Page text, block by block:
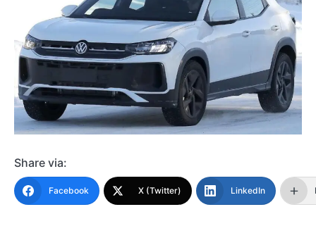
Share via:
Facebook X (Twitter) LinkedIn